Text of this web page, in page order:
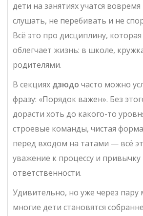
дети на занятиях учатся
слушать, не перебивать и не
Всё это про дисциплину,
облегчает жизнь: в школе,
родителями.
В секциях дзюдо часто можно
фразу: «Порядок важен». Без
дорасти хоть до какого-то
строевые команды, чистая
перед входом на татами — всё
уважение к процессу и привычку
ответственности.
Удивительно, но уже через пару
многие дети становятся